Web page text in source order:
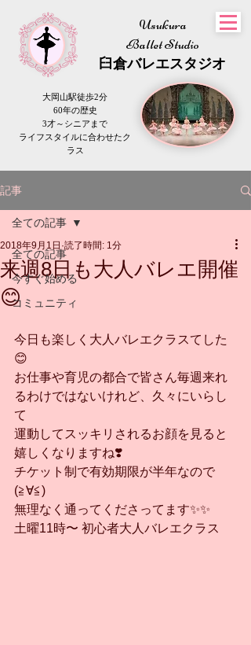
Usukura
Ballet Studio
​臼倉バレエスタジオ
大岡山駅徒歩2分
60年の歴史
3才～シニアまで
​ライフスタイルに合わせたク
ラス
記事
全ての記事
今すぐ始める
コミュニティ
全ての記事
来週8日も大人バレエ開催
😊
2018年9月1日 読了時間: 1分
今日も楽しく大人バレエクラスてした
😊
お仕事や育児の都合で皆さん毎週来れ
るわけではないけれど、久々にいらし
て
運動してスッキリされるお顔を見ると
嬉しくなりますね❣️
チケット制で有効期限が半年なので
(≧∀≦)
無理なく通ってくださってます✨✨
土曜11時〜 初心者大人バレエクラス